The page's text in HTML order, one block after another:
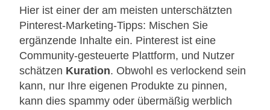
Hier ist einer der am meisten unterschätzten
Pinterest-Marketing-Tipps: Mischen Sie
ergänzende Inhalte ein. Pinterest ist eine
Community-gesteuerte Plattform, und Nutzer
schätzen Kuration. Obwohl es verlockend sein
kann, nur Ihre eigenen Produkte zu pinnen,
kann dies spammy oder übermäßig werblich